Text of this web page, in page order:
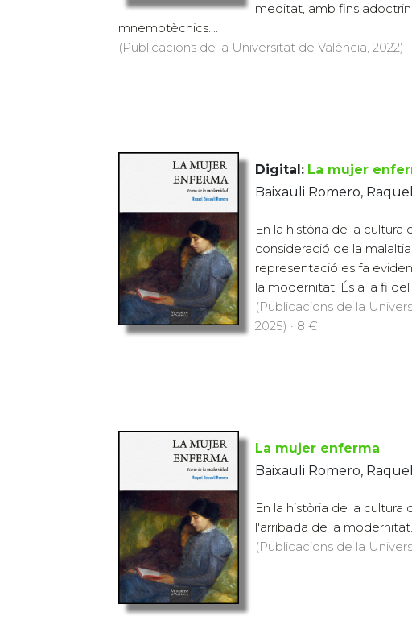
meditat, amb fins
mnemotècnics....
(Publicacions de la Universitat de València, 2022) ·
Digital: La mujer
Baixauli Romero, Raquel
En la història de la cultura
consideració de la
representació es fa
la modernitat. És a la fi del
(Publicacions de la
2025) · 8 €
La mujer enferma
Baixauli Romero, Raquel
En la història de la
l'arribada de la
(Publicacions de la